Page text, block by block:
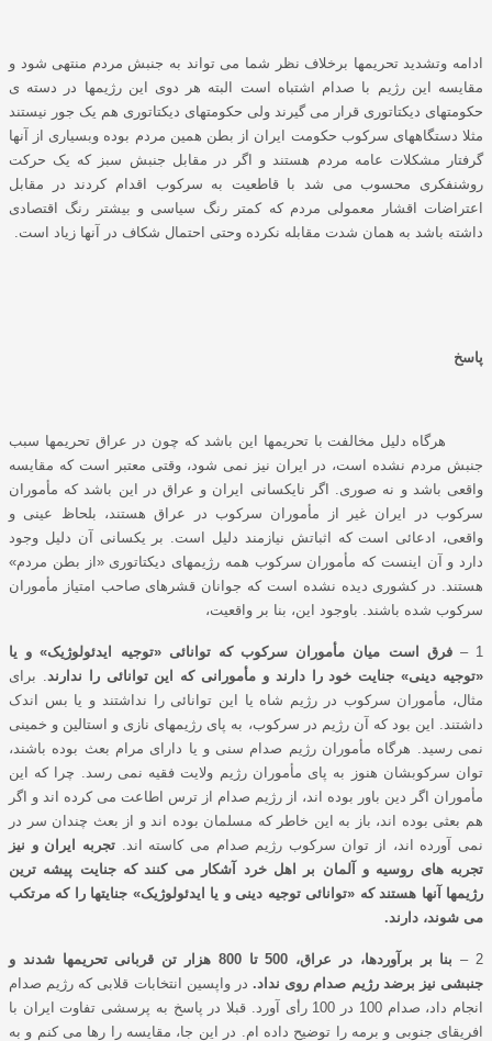
ادامه وتشدید تحریمها برخلاف نظر شما می تواند به جنبش مردم منتهی شود و
مقایسه این رژیم با صدام اشتباه است البته هر دوی این رژیمها در دسته ی
حکومتهای دیکتاتوری قرار می گیرند ولی حکومتهای دیکتاتوری هم یک جور نیستند
مثلا دستگاههای سرکوب حکومت ایران از بطن همین مردم بوده وبسیاری از آنها
گرفتار مشکلات عامه مردم هستند و اگر در مقابل جنبش سبز که یک حرکت
روشنفکری محسوب می شد با قاطعیت به سرکوب اقدام کردند در مقابل
اعتراضات اقشار معمولی مردم که کمتر رنگ سیاسی و بیشتر رنگ اقتصادی
داشته باشد به همان شدت مقابله نکرده وحتی احتمال شکاف در آنها زیاد است.
پاسخ
هرگاه دلیل مخالفت با تحریمها این باشد که چون در عراق تحریمها سبب
جنبش مردم نشده است، در ایران نیز نمی شود، وقتی معتبر است که مقایسه
واقعی باشد و نه صوری. اگر نایکسانی ایران و عراق در این باشد که مأموران
سرکوب در ایران غیر از مأموران سرکوب در عراق هستند، بلحاظ عینی و
واقعی، ادعائی است که اثباتش نیازمند دلیل است. بر یکسانی آن دلیل وجود
دارد و آن اینست که مأموران سرکوب همه رﮊیمهای دیکتاتوری «از بطن مردم»
هستند. در کشوری دیده نشده است که جوانان قشرهای صاحب امتیاز مأموران
سرکوب شده باشند. باوجود این، بنا بر واقعیت،
1 –
فرق است میان مأموران سرکوب که توانائی «توجیه ایدئولوﮊیک» و یا
«توجیه دینی» جنایت خود را دارند و مأمورانی که این توانائی را ندارند . برای
مثال، مأموران سرکوب در رﮊیم شاه یا این توانائی را نداشتند و یا بس اندک
داشتند. این بود که آن رﮊیم در سرکوب، به پای رﮊیمهای نازی و استالین و خمینی
نمی رسید. هرگاه مأموران رﮊیم صدام سنی و یا دارای مرام بعث بوده باشند،
توان سرکوبشان هنوز به پای مأموران رﮊیم ولایت فقیه نمی رسد. چرا که این
مأموران اگر دین باور بوده اند، از رﮊیم صدام از ترس اطاعت می کرده اند و اگر
هم بعثی بوده اند، باز به این خاطر که مسلمان بوده اند و از بعث چندان سر در
نمی آورده اند، از توان سرکوب رﮊیم صدام می کاسته اند.تجربه ایران و نیز
تجربه های روسیه و آلمان بر اهل خرد آشکار می کنند که جنایت پیشه ترین
رﮊیمها آنها هستند که «توانائی توجیه دینی و یا ایدئولوﮊیک» جنایتها را که مرتکب
می شوند، دارند.
2 –
بنا بر برآوردها، در عراق، 500 تا 800 هزار تن قربانی تحریمها شدند و
جنبشی نیز برضد رﮊیم صدام روی نداد. در واپسین انتخابات قلابی که رﮊیم صدام
انجام داد، صدام 100 در 100 رأی آورد. قبلا در پاسخ به پرسشی تفاوت ایران با
افریقای جنوبی و برمه را توضیح داده ام. در این جا، مقایسه را رها می کنم و به